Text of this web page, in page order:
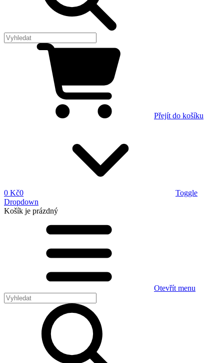
Přejít do košíku
0 Kč0
Toggle
Dropdown
Košík je prázdný
Otevřít menu